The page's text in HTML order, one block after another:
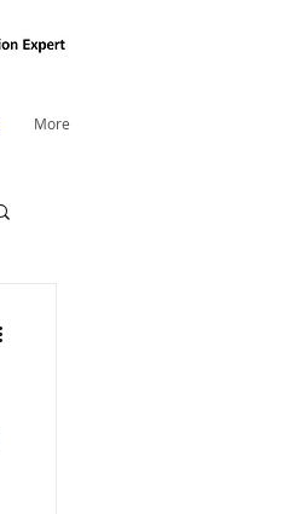
More